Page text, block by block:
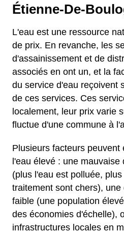
Étienne-De-
L'eau est une ressource
de prix. En revanche, les
d'assainissement et de
associés en ont un, et la
du service d'eau reçoivent
de ces services. Ces
localement, leur prix varie
fluctue d'une commune à
Plusieurs facteurs peuvent
l'eau élevé : une
(plus l'eau est polluée,
traitement sont chers),
faible (une population
des économies d'échelle),
infrastructures locales en